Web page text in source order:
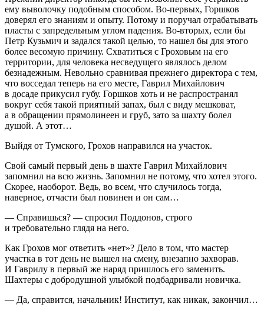
ему выволочку подобным способом. Во-первых, Горшков
доверял его знаниям и опыту. Потому и поручал отрабатывать
пласты с запредельным углом падения. Во-вторых, если бы
Петр Кузьмич и задался такой целью, то нашел бы для этого
более весомую причину. Схватиться с Гроховым на его
территории, для человека несведущего являлось делом
безнадежным. Невольно сравнивая прежнего директора с тем,
что восседал теперь на его месте, Гаврил Михайлович
в досаде прикусил губу. Горшков хоть и не распространял
вокруг себя такой приятный запах, был с виду мешковат,
а в обращении прямолинеен и груб, зато за шахту болел
душой. А этот…
Выйдя от Тумского, Грохов направился на участок.
Свой самый первый день в шахте Гаврил Михайлович
запомнил на всю жизнь. Запомнил не потому, что хотел этого.
Скорее, наоборот. Ведь, во всем, что случилось тогда,
наверное, отчасти был повинен и он сам…
— Справишься? — спросил Поддонов, строго
и требовательно глядя на него.
Как Грохов мог ответить «нет»? Дело в том, что мастер
участка в тот день не вышел на смену, внезапно захворав.
И Гаврилу в первый же наряд пришлось его заменить.
Шахтеры с добродушной улыбкой подбадривали новичка.
— Да, справится, начальник! Институт, как никак, закончил…